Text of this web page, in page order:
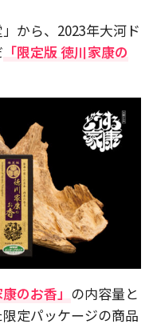
から、2023年大河ド
「限定版 徳川家康の
のお香」 の内容量と
定パッケージの商品